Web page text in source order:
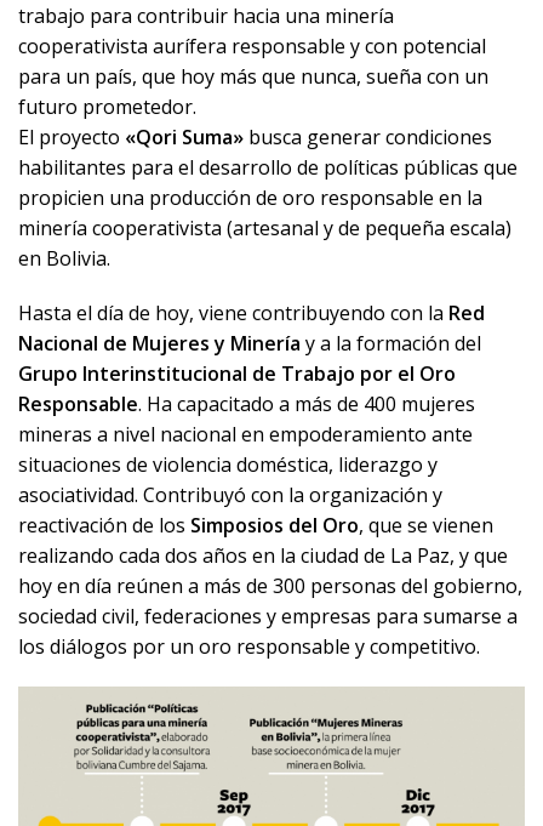
trabajo para contribuir hacia una minería
cooperativista aurífera responsable y con potencial
para un país, que hoy más que nunca, sueña con un
futuro prometedor.
El proyecto «Qori Suma» busca generar condiciones
habilitantes para el desarrollo de políticas públicas que
propicien una producción de oro responsable en la
minería cooperativista (artesanal y de pequeña escala)
en Bolivia.
Hasta el día de hoy, viene contribuyendo con la Red
Nacional de Mujeres y Minería y a la formación del
Grupo Interinstitucional de Trabajo por el Oro
Responsable. Ha capacitado a más de 400 mujeres
mineras a nivel nacional en empoderamiento ante
situaciones de violencia doméstica, liderazgo y
asociatividad. Contribuyó con la organización y
reactivación de los Simposios del Oro, que se vienen
realizando cada dos años en la ciudad de La Paz, y que
hoy en día reúnen a más de 300 personas del gobierno,
sociedad civil, federaciones y empresas para sumarse a
los diálogos por un oro responsable y competitivo.